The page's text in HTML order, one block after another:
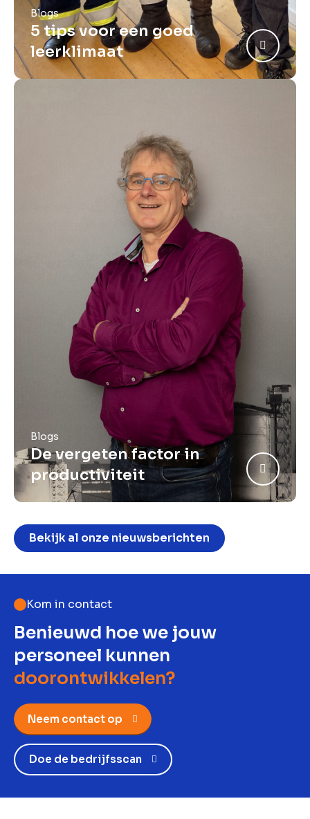
Blogs
5 tips voor een goed
leerklimaat
Blogs
De vergeten factor in
productiviteit
Bekijk al onze nieuwsberichten
Kom in contact
Benieuwd hoe we jouw
personeel kunnen
doorontwikkelen?
Neem contact op
Doe de bedrijfsscan